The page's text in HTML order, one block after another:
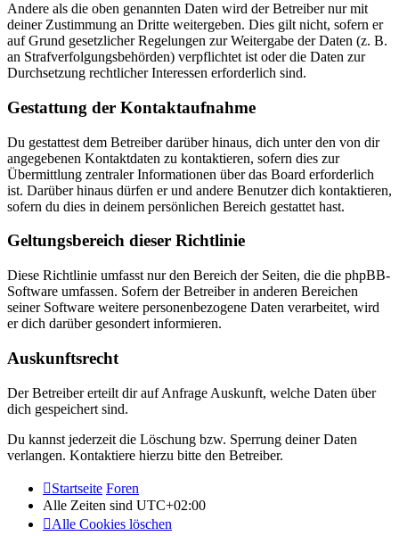
Andere als die oben genannten Daten wird der Betreiber nur mit
deiner Zustimmung an Dritte weitergeben. Dies gilt nicht, sofern er
auf Grund gesetzlicher Regelungen zur Weitergabe der Daten (z. B.
an Strafverfolgungsbehörden) verpflichtet ist oder die Daten zur
Durchsetzung rechtlicher Interessen erforderlich sind.
Gestattung der Kontaktaufnahme
Du gestattest dem Betreiber darüber hinaus, dich unter den von dir
angegebenen Kontaktdaten zu kontaktieren, sofern dies zur
Übermittlung zentraler Informationen über das Board erforderlich
ist. Darüber hinaus dürfen er und andere Benutzer dich kontaktieren,
sofern du dies in deinem persönlichen Bereich gestattet hast.
Geltungsbereich dieser Richtlinie
Diese Richtlinie umfasst nur den Bereich der Seiten, die die phpBB-
Software umfassen. Sofern der Betreiber in anderen Bereichen
seiner Software weitere personenbezogene Daten verarbeitet, wird
er dich darüber gesondert informieren.
Auskunftsrecht
Der Betreiber erteilt dir auf Anfrage Auskunft, welche Daten über
dich gespeichert sind.
Du kannst jederzeit die Löschung bzw. Sperrung deiner Daten
verlangen. Kontaktiere hierzu bitte den Betreiber.
Startseite Foren
Alle Zeiten sind UTC+02:00
Alle Cookies löschen